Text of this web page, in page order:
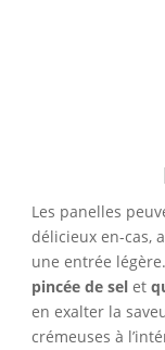
Les panelles
délicieux en-cas,
une entrée
pincée de selet
en exalter la
crémeuses à